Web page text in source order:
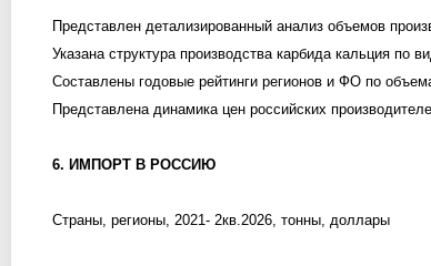
Представлен детализированный анализ объемов
Указана структура производства карбида кальция по
Составлены годовые рейтинги регионов и ФО по
Представлена динамика цен российских
6. ИМПОРТ В РОССИЮ
Страны, регионы, 2021- 2кв.2026, тонны, доллары